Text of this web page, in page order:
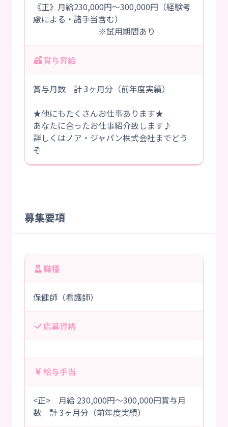
《正》月給230,000円～300,000円（経験考
慮による・諸手当含む）
※試用期間あり
賞与昇給
賞与月数 計 3ヶ月分（前年度実績）
★他にもたくさんお仕事あります★
あなたに合ったお仕事紹介致します♪
詳しくはノア・ジャパン株式会社までどう
ぞ
募集要項
職種
保健師（看護師）
応募資格
給与手当
<正> 月給 230,000円～300,000円賞与月
数 計 3ヶ月分（前年度実績）